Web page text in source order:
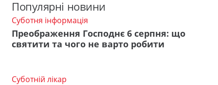
Популярні новини
Суботня інформація
Преображення Господнє 6 серпня: що
святити та чого не варто робити
Суботній лікар